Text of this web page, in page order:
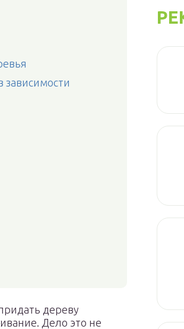
зависимости
дереву
Дело это не